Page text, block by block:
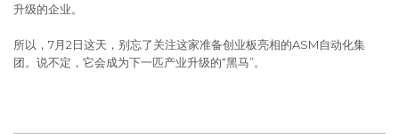
升级的企业。
所以，7月2日这天，别忘了关注这家准备创业板亮相的ASM自动化集
团。说不定，它会成为下一匹产业升级的“黑马”。